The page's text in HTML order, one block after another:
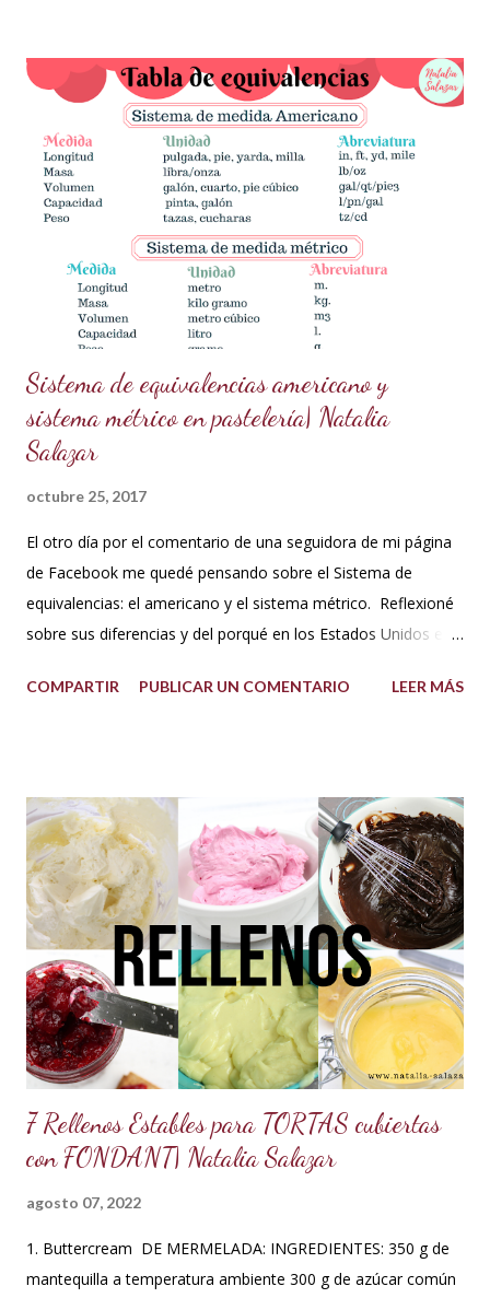
necesitas? Los ingredientes son simples y fáciles de
conseguir: 60 g de azúcar glass (cernida para evitar grumos).
15 ml de vodka (puedes sustituirlo por licor transparente) 5 g
de polvo dorado de grado alimenticio (asegúrate de que sea
seguro para el consumo y de alta calidad). 150 g de ganache
de chocolate (Si necesitas la receta, búscala aquí en mi blog
en publicaciones anteriores). ¿Cómo prepararlo? Prepara la
pasta dorada: En un recipiente pequeño,...
Sistema de equivalencias americano y
sistema métrico en pastelería| Natalia
Salazar
octubre 25, 2017
El otro día por el comentario de una seguidora de mi página
de Facebook me quedé pensando sobre el Sistema de
equivalencias: el americano y el sistema métrico. Reflexioné
sobre sus diferencias y del porqué en los Estados Unidos el
me dije: estos americanos son loquillos!!! Con todo esto
acuerdo, porque en los libros de repostería y tratados de
cocina de antes del milenio se utilizaba comúnmente el
sistema americano y no el métrico, o ambos como suelo
usarlo yo en mis recetas. En lo personal pienso que si soy
una pastelera debo manejar los dos sistemas de medidas
para así poder obtener los mejores resultados en mis
preparaciones y poder sacar con éxito cualquier receta. Así
que me fui a investigar y descubrí que los estado...
COMPARTIR PUBLICAR UN COMENTARIO LEER MÁS
7 Rellenos Estables para TORTAS cubiertas
con FONDANT| Natalia Salazar
agosto 07, 2022
1. Buttercream DE MERMELADA: INGREDIENTES: 350 g de
mantequilla a temperatura ambiente 300 g de azúcar común